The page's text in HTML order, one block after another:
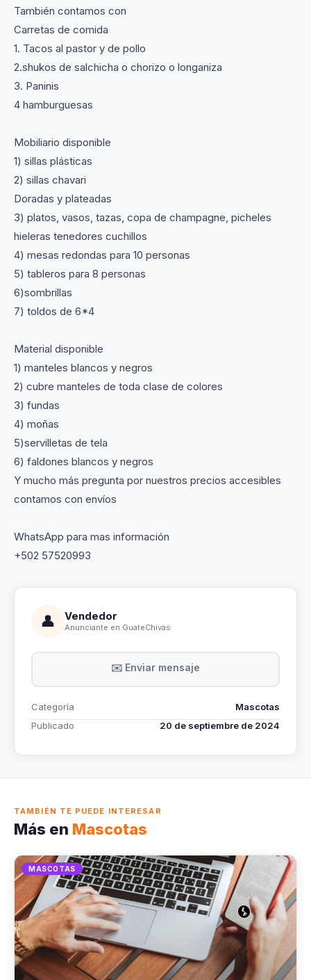
También contamos con
Carretas de comida
1. Tacos al pastor y de pollo
2.shukos de salchicha o chorizo o longaniza
3. Paninis
4 hamburguesas
Mobiliario disponible
1) sillas plásticas
2) sillas chavari
Doradas y plateadas
3) platos, vasos, tazas, copa de champagne, picheles
hieleras tenedores cuchillos
4) mesas redondas para 10 personas
5) tableros para 8 personas
6)sombrillas
7) toldos de 6*4
Material disponible
1) manteles blancos y negros
2) cubre manteles de toda clase de colores
3) fundas
4) moñas
5)servilletas de tela
6) faldones blancos y negros
Y mucho más pregunta por nuestros precios accesibles
contamos con envíos
WhatsApp para mas información
+502 57520993
👤 Vendedor
Anunciante en GuateChivas
✉️ Enviar mensaje
Categoría
Mascotas
Publicado
20 de septiembre de 2024
TAMBIÉN TE PUEDE INTERESAR
Más en Mascotas
MASCOTAS